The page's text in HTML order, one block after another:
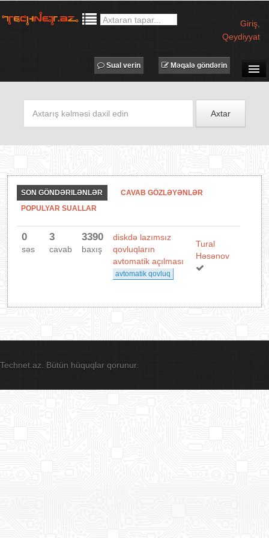
Giriş
Qeydiyyat
MƏQALƏLƏR
İŞ ELANLARI
IT LÜĞƏT
Məqalə göndərin
Sual verin
Axtar
SON GÖNDƏRILƏNLƏR
CAVAB GÖZLƏYƏNLƏR
POPULYAR SUALLAR
0
səs
3
cavab
3390
baxış
diskdə lazımsız
qovluqların
avtomatik açılması
avtomatik qovluq
Tural
Həsənov
Technet.az. Bütün hüquqlar qorunur.